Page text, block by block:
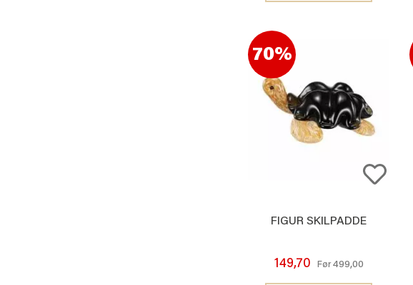
70%
FIGUR SKILPADDE
149,70 Før499,00